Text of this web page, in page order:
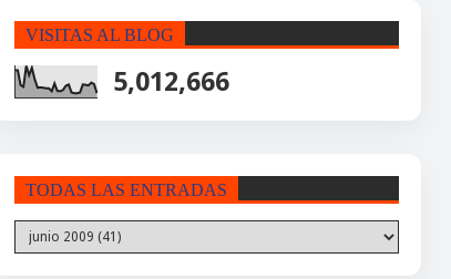
VISITAS AL BLOG
5,012,666
TODAS LAS ENTRADAS